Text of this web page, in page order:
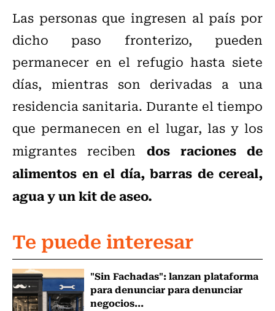
Las personas que ingresen al país por
dicho paso fronterizo, pueden
permanecer en el refugio hasta siete
días, mientras son derivadas a una
residencia sanitaria. Durante el tiempo
que permanecen en el lugar, las y los
migrantes reciben dos raciones de
alimentos en el día, barras de cereal,
agua y un kit de aseo.
Te puede interesar
"Sin Fachadas": lanzan plataforma
para denunciar para denunciar
negocios...